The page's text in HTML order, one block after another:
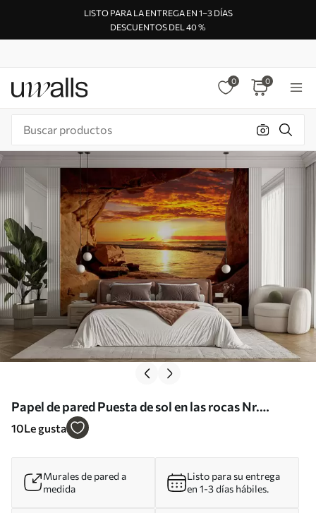
LISTO PARA LA ENTREGA EN 1–3 DÍAS
DESCUENTOS DEL 40 %
0 0
Papel de pared Puesta de sol en las rocas Nr.
u60242
10Le gusta
Murales de pared a
medida
Listo para su entrega
en 1-3 días hábiles.